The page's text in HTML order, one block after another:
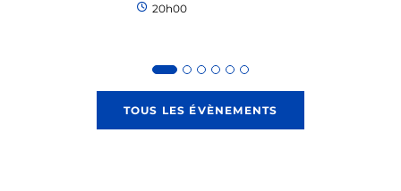
20h00
TOUS LES ÉVÈNEMENTS